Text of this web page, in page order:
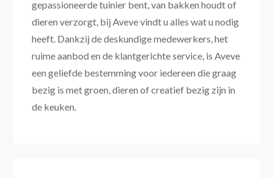
gepassioneerde tuinier bent, van bakken houdt of
dieren verzorgt, bij Aveve vindt u alles wat u nodig
heeft. Dankzij de deskundige medewerkers, het
ruime aanbod en de klantgerichte service, is Aveve
een geliefde bestemming voor iedereen die graag
bezig is met groen, dieren of creatief bezig zijn in
de keuken.